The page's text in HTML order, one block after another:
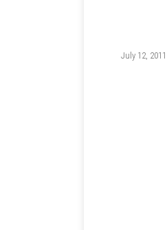
July 12, 2011